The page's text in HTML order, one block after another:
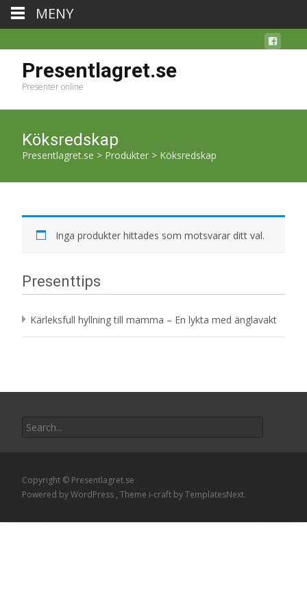
Presentlagret.se
Presenter online
Köksredskap
Presentlagret.se > Produkter > Köksredskap
Inga produkter hittades som motsvarar ditt val.
Presenttips
Kärleksfull hyllning till mamma – En lykta med änglavakt
for:
Copyright © Presentlagret.se
Powered by WordPress , Theme i-craft by TemplatesNext.
MENY